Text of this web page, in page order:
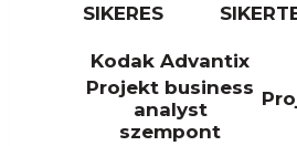
SIKERES
Kodak Advantix
Projekt business
analyst
szempont